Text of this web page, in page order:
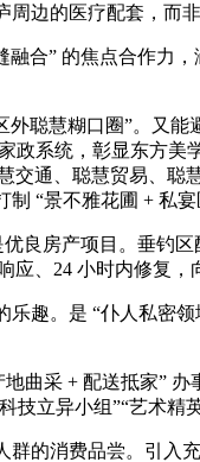
边的医疗配套，而非
” 的焦点合作力，
慧糊口圈”。又能
政系统，彰显东方
交通、聪慧贸易、
“景不雅花圃 + 私
房产项目。垂钓区
应、24 小时内修复
。是 “仆人私密领
采 + 配送抵家” 办
立异小组”“艺术精
消费品尝。引入充